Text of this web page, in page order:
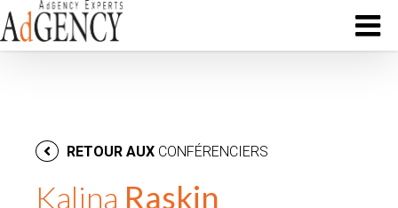
RETOUR AUX CONFÉRENCIERS
Kalina Raskin